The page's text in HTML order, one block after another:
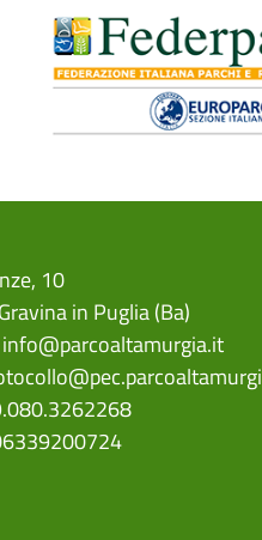
10
in Puglia (Ba)
info@parcoaltamurgia.it